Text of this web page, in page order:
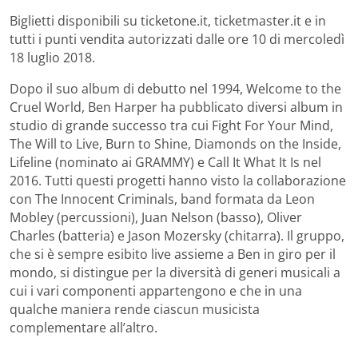
Biglietti disponibili su ticketone.it, ticketmaster.it e in
tutti i punti vendita autorizzati dalle ore 10 di mercoledì
18 luglio 2018.
Dopo il suo album di debutto nel 1994, Welcome to the
Cruel World, Ben Harper ha pubblicato diversi album in
studio di grande successo tra cui Fight For Your Mind,
The Will to Live, Burn to Shine, Diamonds on the Inside,
Lifeline (nominato ai GRAMMY) e Call It What It Is nel
2016. Tutti questi progetti hanno visto la collaborazione
con The Innocent Criminals, band formata da Leon
Mobley (percussioni), Juan Nelson (basso), Oliver
Charles (batteria) e Jason Mozersky (chitarra). Il gruppo,
che si è sempre esibito live assieme a Ben in giro per il
mondo, si distingue per la diversità di generi musicali a
cui i vari componenti appartengono e che in una
qualche maniera rende ciascun musicista
complementare all’altro.